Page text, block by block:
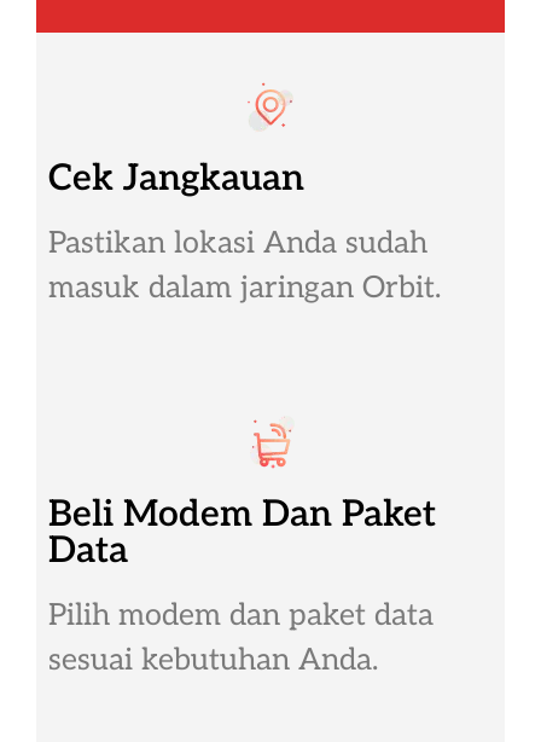
Cek Jangkauan
Pastikan lokasi Anda sudah
masuk dalam jaringan Orbit.
Beli Modem Dan Paket
Data
Pilih modem dan paket data
sesuai kebutuhan Anda.